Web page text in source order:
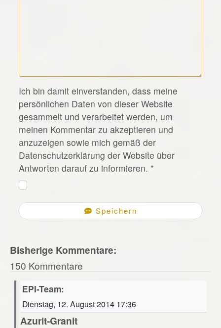
*
Ich bin damit einverstanden, dass meine
persönlichen Daten von dieser Website
gesammelt und verarbeitet werden, um
meinen Kommentar zu akzeptieren und
anzuzeigen sowie mich gemäß der
Datenschutzerklärung der Website über
Antworten darauf zu informieren. *
Speichern
Bisherige Kommentare:
150 Kommentare
EPI-Team:
Dienstag, 12. August 2014 17:36
Azurit-Granit